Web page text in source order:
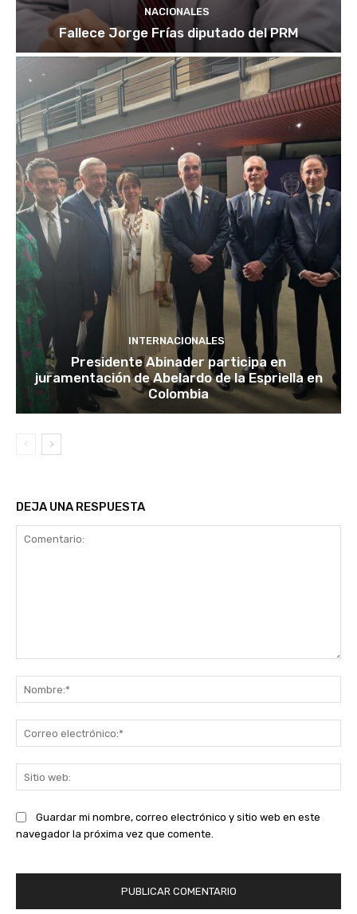
NACIONALES
Fallece Jorge Frías diputado del PRM
INTERNACIONALES
Presidente Abinader participa en
juramentación de Abelardo de la Espriella en
Colombia
DEJA UNA RESPUESTA
Guardar mi nombre, correo electrónico y sitio web en este
navegador la próxima vez que comente.